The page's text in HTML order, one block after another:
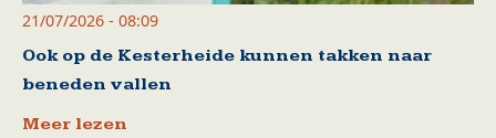
21/07/2026 - 08:09
Ook op de Kesterheide kunnen takken naar
beneden vallen
Meer lezen